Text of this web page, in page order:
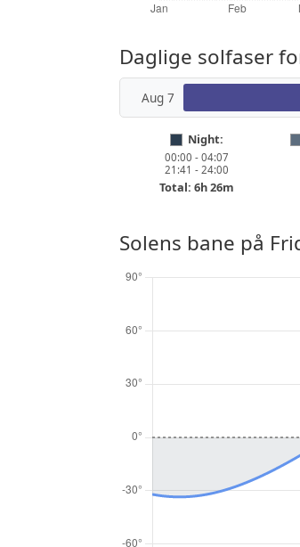
Daglige solfaser
Aug 7
Night:
00:00 - 04:07
21:41 - 24:00
Total: 6h 26m
Solens bane på